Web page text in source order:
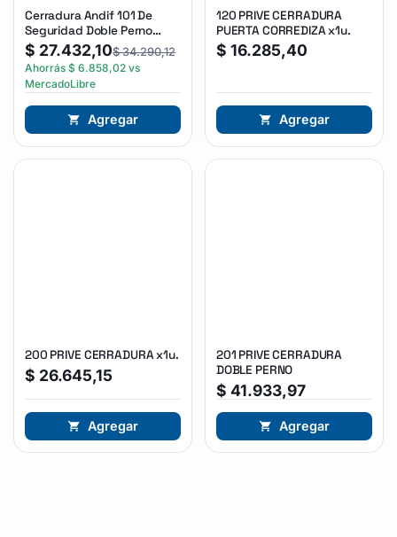
Cerradura Andif 101 De
Seguridad Doble Perno
Reforzada Plateado
$ 27.432,10$34.290,12
Ahorrás $ 6.858,02 vs
MercadoLibre
Agregar
120 PRIVE CERRADURA
PUERTA CORREDIZA x1u.
$ 16.285,40
Agregar
200 PRIVE CERRADURA x1u.
$ 26.645,15
Agregar
201 PRIVE CERRADURA
DOBLE PERNO
$ 41.933,97
Agregar